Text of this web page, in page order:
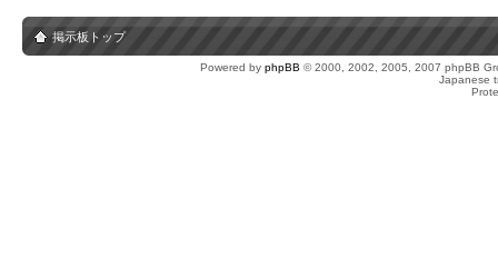
掲示板トップ
Powered by phpBB © 2000, 2002, 2005, 2007 phpBB
Japanese